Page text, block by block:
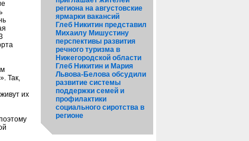
Так,
их
региона на августовские
ярмарки вакансий
Глеб Никитин представил
Михаилу Мишустину
перспективы развития
речного туризма в
Нижегородской области
Глеб Никитин и Мария
Львова-Белова обсудили
развитие системы
поддержки семей и
профилактики
социального сиротства в
регионе